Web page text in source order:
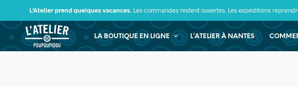
L’Atelier prend quelques vacances. Les commandes restent ouvertes. Les expéditions
LA BOUTIQUE EN LIGNE L’ATELIER À NANTES